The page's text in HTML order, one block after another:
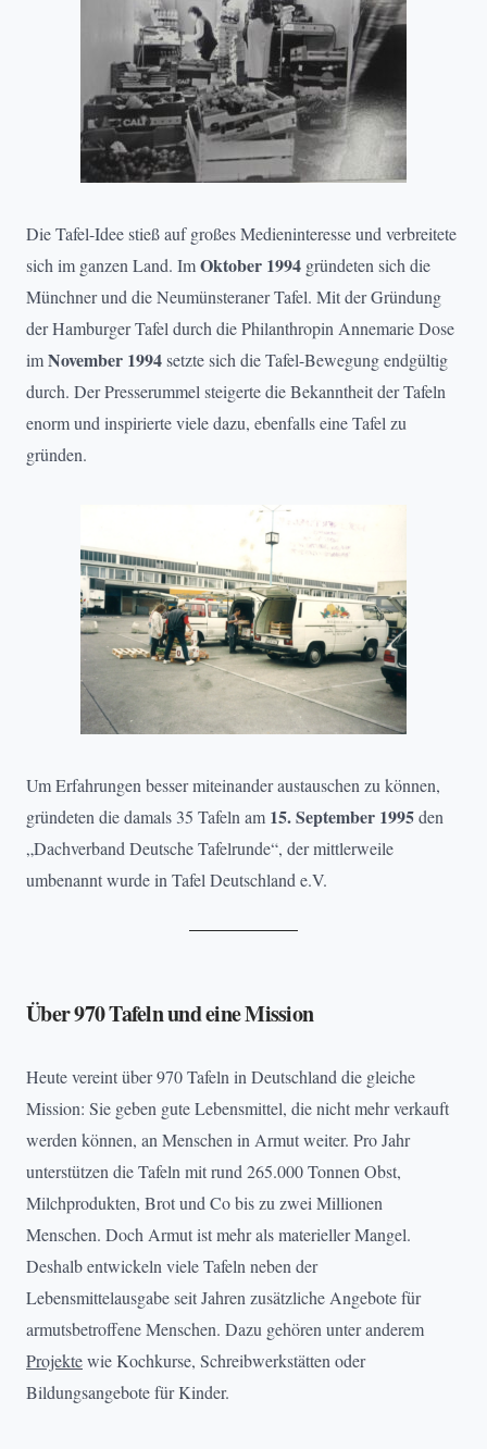
Die Tafel-Idee stieß auf großes Medieninteresse und verbreitete
sich im ganzen Land. ImOktober 1994 gründeten sich die
Münchner und die Neumünsteraner Tafel. Mit der Gründung
der Hamburger Tafel durch die Philanthropin Annemarie Dose
imNovember 1994setzte sich die Tafel-Bewegung endgültig
durch. Der Presserummel steigerte die Bekanntheit der Tafeln
enorm und inspirierte viele dazu, ebenfalls eine Tafel zu
gründen.
Um Erfahrungen besser miteinander austauschen zu können,
gründeten die damals 35 Tafeln am 15. September 1995den
„Dachverband Deutsche Tafelrunde“, der mittlerweile
umbenannt wurde in Tafel Deutschland e.V.
Über 970 Tafeln und eine Mission
Heute vereint über 970 Tafeln in Deutschland die gleiche
Mission: Sie geben gute Lebensmittel, die nicht mehr verkauft
werden können, an Menschen in Armut weiter. Pro Jahr
unterstützen die Tafeln mit rund 265.000 Tonnen Obst,
Milchprodukten, Brot und Co bis zu zwei Millionen
Menschen. Doch Armut ist mehr als materieller Mangel.
Deshalb entwickeln viele Tafeln neben der
Lebensmittelausgabe seit Jahren zusätzliche Angebote für
armutsbetroffene Menschen. Dazu gehören unter anderem
Projektewie Kochkurse, Schreibwerkstätten oder
Bildungsangebote für Kinder.